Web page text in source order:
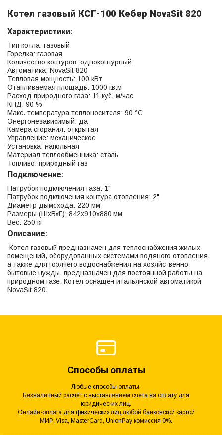
Котел газовый КСГ-100 Кебер NovaSit 820
Характеристики:
Тип котла: газовый
Горелка: газовая
Количество контуров: одноконтурный
Автоматика: NovaSit 820
Тепловая мощность: 100 кВт
Отапливаемая площадь: 1000 кв.м
Расход природного газа: 11 куб. м/час
КПД: 90 %
Макс. температура теплоносителя: 90 °С
Энергонезависимый: да
Камера сгорания: открытая
Управление: механическое
Установка: напольная
Материал теплообменника: сталь
Топливо: природный газ
Подключение:
Патрубок подключения газа: 1"
Патрубок подключения контура отопления: 2"
Диаметр дымохода: 220 мм
Размеры (ШхВхГ): 842x910x880 мм
Вес: 250 кг
Описание:
Котел газовый предназначен для теплоснабжения жилых
помещений, оборудованных системами водяного отопления,
а также для горячего водоснабжения на хозяйственно-
бытовые нужды, предназначен для постоянной работы на
природном газе. Котел оснащен итальянской автоматикой
NovaSit 820.
Способы оплаты
Любые способы оплаты.
Безналичный расчёт с выставлением счёта на оплату для
юридических лиц.
Онлайн-оплата для физических лиц любой банковской картой
МИР, Visa, MasterCard, UnionPay комиссия 0%.